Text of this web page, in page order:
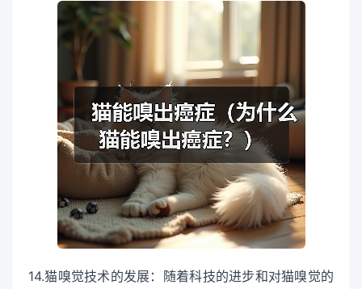
14.猫嗅觉技术的发展：随着科技的进步和对猫嗅觉的